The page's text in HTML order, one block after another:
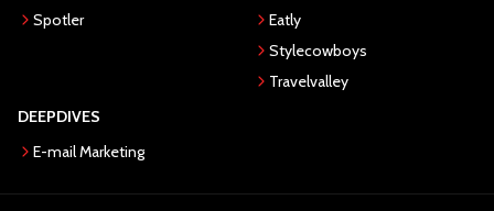
Spotler
Eatly
Stylecowboys
Travelvalley
DEEPDIVES
E-mail Marketing